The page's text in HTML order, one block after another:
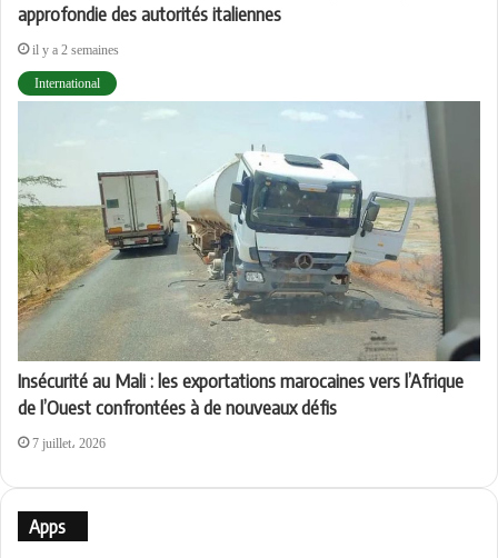
approfondie des autorités italiennes
il y a 2 semaines
International
Insécurité au Mali : les exportations marocaines vers l’Afrique
de l’Ouest confrontées à de nouveaux défis
7 juillet، 2026
Apps